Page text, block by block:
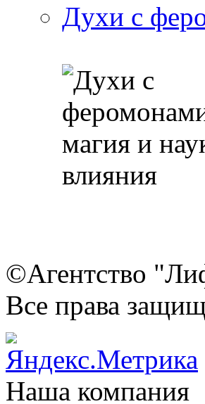
Духи с
©Агентство
Все права
Наша компания